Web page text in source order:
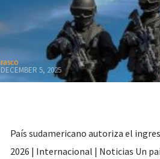
rasco
DECEMBER 5, 2025
País sudamericano autoriza el
2026 | Internacional | Noticias Un